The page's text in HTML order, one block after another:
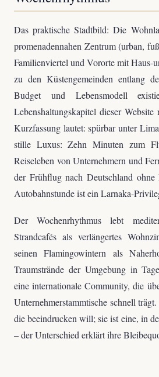
Das praktische Stadtbild: Die
promenadennahen Zentrum (urban,
Familienviertel und Vororte mit Haus-
zu den Küstengemeinden entlang
Budget und Lebensmodell
Lebenshaltungskapitel dieser
Kurzfassung lautet: spürbar unter
stille Luxus: Zehn Minuten zum
Reiseleben von Unternehmern und
der Frühflug nach Deutschland ohne
Autobahnstunde ist ein Larnaka-
Der Wochenrhythmus lebt
Strandcafés als verlängertes
seinen Flamingowintern als
Traumstrände der Umgebung in
eine internationale Community, die
Unternehmerstammtische schnell
die beeindrucken will; sie ist eine, in
– der Unterschied erklärt ihre